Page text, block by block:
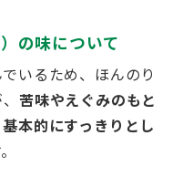
の味について
いるため、ほんのり
苦味やえぐみのもと
本的にすっきりとし